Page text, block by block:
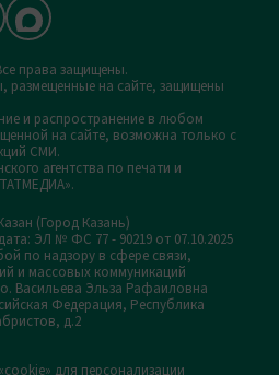
права защищены.
размещенные на сайте, защищены
и распространение в любом
на сайте, возможна только с
СМИ.
агентства по печати и
(Город Казань)
ЭЛ № ФС 77 - 90219 от 07.10.2025
по надзору в сфере связи,
и массовых коммуникаций
Васильева Эльза Рафаиловна
Федерация, Республика
д.2